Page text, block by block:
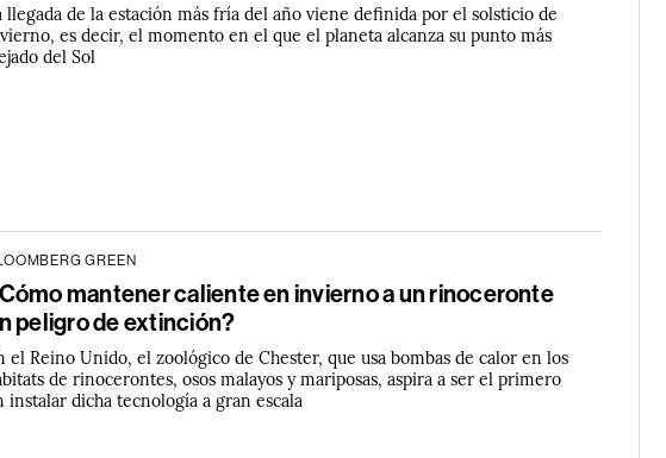
llegada de la estación más fría del año viene definida por el solsticio de
es decir, el momento en el que el planeta alcanza su punto más
del Sol
GREEN
mantener caliente en invierno a un rinoceronte
peligro de extinción?
el Reino Unido, el zoológico de Chester, que usa bombas de calor en los
de rinocerontes, osos malayos y mariposas, aspira a ser el primero
instalar dicha tecnología a gran escala